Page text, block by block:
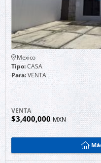
Mexico
Tipo:CASA
Para:VENTA
VENTA
$3,400,000MXN